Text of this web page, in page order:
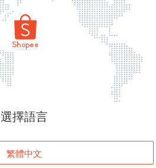
頁面無法顯示
登入
選擇語言
繁體中文